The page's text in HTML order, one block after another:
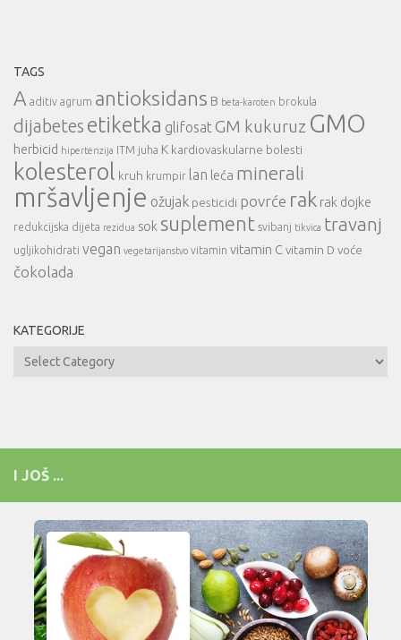
TAGS
A aditiv agrum antioksidans B beta-karoten brokula
dijabetes etiketka glifosatGM kukuruz GMO
herbicid hipertenzija ITM juha K kardiovaskularne bolesti
kolesterol kruh krumpir lan leća minerali
mršavljenje ožujak pesticidi povrće rak rak dojke
redukcijska dijeta rezidua sok suplement svibanj tikvica travanj
ugljikohidrati vegan vegetarijanstvo vitamin vitamin C vitamin D voće
čokolada
KATEGORIJE
Kategorije
I JOŠ ...